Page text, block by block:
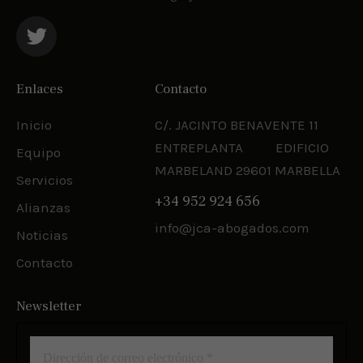
Enlaces
Inicio
Equipo
Servicios
Alianzas
Noticias
Contacto
Contacto
C/. JACINTO BENAVENTE 11
ENTREPLANTA EDIFICIO
MARBELAND 29601 MARBELLA
+34 952 924 656
info@jca-abogados.com
Newsletter